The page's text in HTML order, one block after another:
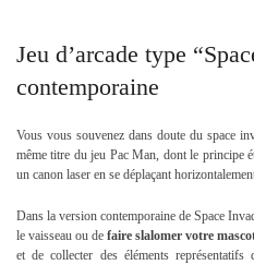
Jeu d’arcade type
contemporaine
Vous vous souvenez dans doute du space
même titre du jeu Pac Man, dont le principe
un canon laser en se déplaçant
Dans la version contemporaine de Space
le vaisseau ou de faire slalomer votre
et de collecter des éléments